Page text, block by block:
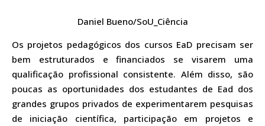
Daniel Bueno/SoU_Ciência
Os projetos pedagógicos dos cursos EaD precisam ser
bem estruturados e financiados se visarem uma
qualificação profissional consistente. Além disso, são
poucas as oportunidades dos estudantes de Ead dos
grandes grupos privados de experimentarem pesquisas
de iniciação científica, participação em projetos e